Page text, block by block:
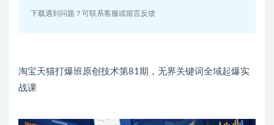
下载遇到问题？可联系客服或留言反馈
淘宝天猫打爆班原创技术第81期，无界关键词全域起爆实
战课